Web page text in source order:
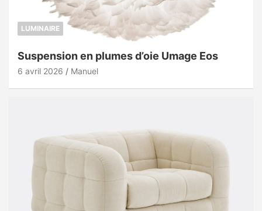
LUMINAIRE
Suspension en plumes d’oie Umage Eos
6 avril 2026 Manuel